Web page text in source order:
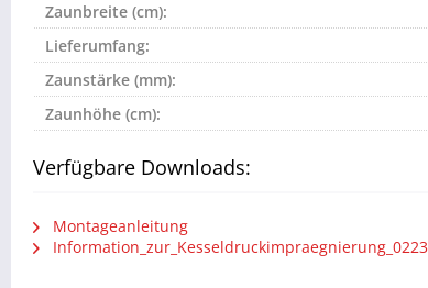
Zaunbreite (cm):
Lieferumfang:
Zaunstärke (mm):
Zaunhöhe (cm):
Verfügbare Downloads:
Montageanleitung
Information_zur_Kesseldruckimpraegnierung_0223